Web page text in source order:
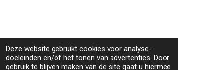
Deze website gebruikt cookies voor analyse-
doeleinden en/of het tonen van advertenties. Door
gebruik te blijven maken van de site gaat u hiermee